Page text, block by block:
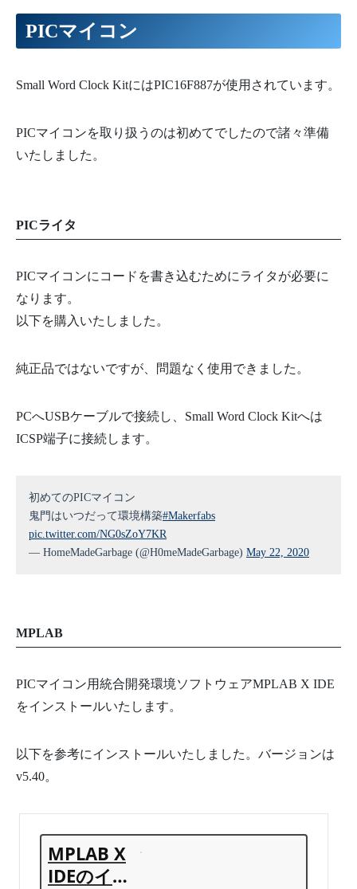
PICマイコン
Small Word Clock KitにはPIC16F887が使用されています。
PICマイコンを取り扱うのは初めてでしたので諸々準備
いたしました。
PICライタ
PICマイコンにコードを書き込むためにライタが必要に
なります。
以下を購入いたしました。
純正品ではないですが、問題なく使用できました。
PCへUSBケーブルで接続し、Small Word Clock Kitへは
ICSP端子に接続します。
初めてのPICマイコン
鬼門はいつだって環境構築#Makerfabs
pic.twitter.com/NG0sZoY7KR
— HomeMadeGarbage (@H0meMadeGarbage) May 22, 2020
MPLAB
PICマイコン用統合開発環境ソフトウェアMPLAB X IDE
をインストールいたします。
以下を参考にインストールいたしました。バージョンは
v5.40。
MPLAB X
IDEのイン